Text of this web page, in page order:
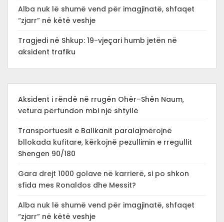
Alba nuk lë shumë vend për imagjinatë, shfaqet
“zjarr” në këtë veshje
Tragjedi në Shkup: 19-vjeçari humb jetën në
aksident trafiku
Aksident i rëndë në rrugën Ohër–Shën Naum,
vetura përfundon mbi një shtyllë
Transportuesit e Ballkanit paralajmërojnë
bllokada kufitare, kërkojnë pezullimin e rregullit
Shengen 90/180
Gara drejt 1000 golave në karrierë, si po shkon
sfida mes Ronaldos dhe Messit?
Alba nuk lë shumë vend për imagjinatë, shfaqet
“zjarr” në këtë veshje